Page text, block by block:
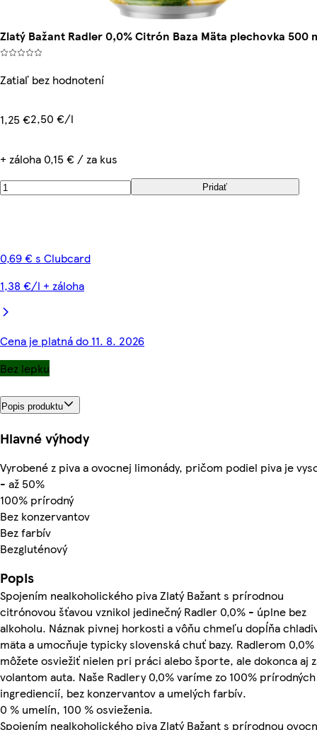
Zlatý Bažant Radler 0,0% Citrón Baza Mäta plechovka 500
Zatiaľ bez hodnotení
1,25 €2,50 €/l
+ záloha 0,15 € / za kus
Pridať
0,69 € s Clubcard
1,38 €/l + záloha
Cena je platná do 11. 8. 2026
Bez lepku
Popis produktu
Hlavné výhody
Vyrobené z piva a ovocnej limonády, pričom podiel piva je
- až 50%
100% prírodný
Bez konzervantov
Bez farbív
Bezgluténový
Popis
Spojením nealkoholického piva Zlatý Bažant s prírodnou
citrónovou šťavou vznikol jedinečný Radler 0,0% - úplne bez
alkoholu. Náznak pivnej horkosti a vôňu chmeľu dopĺňa
mäta a umocňuje typicky slovenská chuť bazy. Radlerom 0,0%
môžete osviežiť nielen pri práci alebo športe, ale dokonca aj
volantom auta. Naše Radlery 0,0% varíme zo 100% prírodných
ingrediencií, bez konzervantov a umelých farbív.
0 % umelín, 100 % osvieženia.
Spojením nealkoholického piva Zlatý Bažant s prírodnou